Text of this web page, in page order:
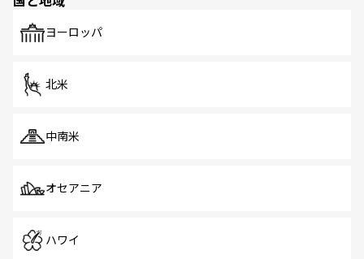
で、ホーカーズは地元の風情を楽しめる外せないスポット
ヨーロッパ
北米
中南米
オセアニア
ハワイ